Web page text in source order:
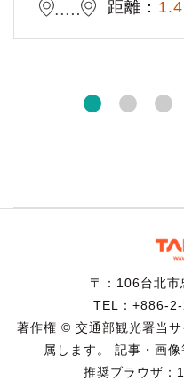
距離：
〒：106台北
TEL：+886-2-
著作権 © 交通部観光署当
属します。 記事・画
推奨ブラウザ：